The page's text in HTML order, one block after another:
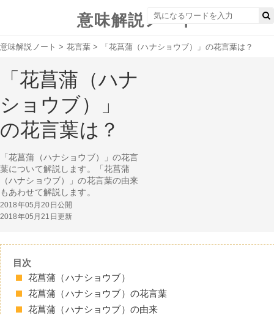
意味解説ノート
意味解説ノート > 花言葉 > 「花菖蒲（ハナショウブ）」の花言葉は？
「花菖蒲（ハナ
ショウブ）」
の花言葉は？
「花菖蒲（ハナショウブ）」の花言
葉について解説します。「花菖蒲
（ハナショウブ）」の花言葉の由来
もあわせて解説します。
2018年05月20日公開
2018年05月21日更新
目次
花菖蒲（ハナショウブ）
花菖蒲（ハナショウブ）の花言葉
花菖蒲（ハナショウブ）の由来